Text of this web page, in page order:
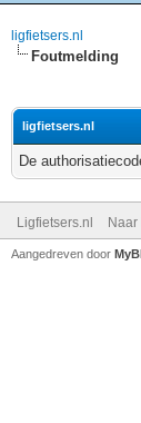
ligfietsers.nl
Foutmelding
ligfietsers.nl
De
Ligfietsers.nl
Aangedreven door